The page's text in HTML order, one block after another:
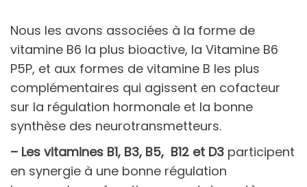
Nous les avons associées à la forme de
vitamine B6 la plus bioactive, la Vitamine B6
P5P, et aux formes de vitamine B les plus
complémentaires qui agissent en cofacteur
sur la régulation hormonale et la bonne
synthèse des neurotransmetteurs.
– Les vitamines B1, B3, B5, B12 et D3 participent
en synergie à une bonne régulation